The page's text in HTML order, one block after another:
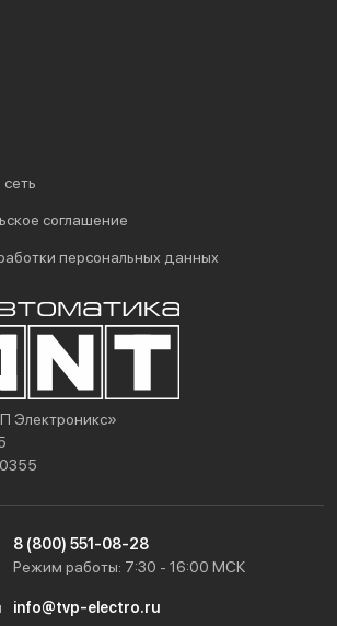
соглашение
персональных данных
8 (800) 551-08-28
Режим работы: 7:30 - 16:00 МСК
info@tvp-electro.ru